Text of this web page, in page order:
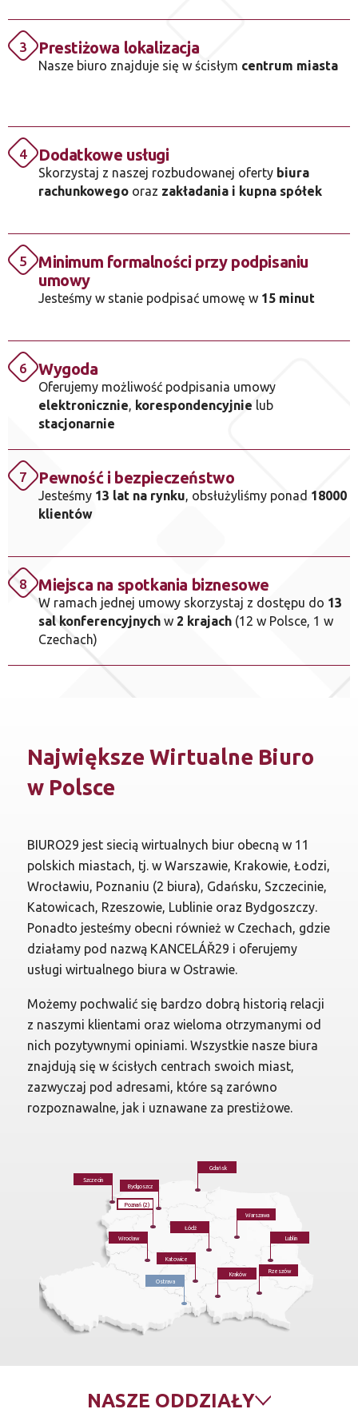
3 Prestiżowa lokalizacja
Nasze biuro znajduje się w ścisłym centrum miasta
4 Dodatkowe usługi
Skorzystaj z naszej rozbudowanej oferty biura
rachunkowego oraz zakładania i kupna spółek
5
Minimum formalności przy podpisaniu
umowy
Jesteśmy w stanie podpisać umowę w 15 minut
6 Wygoda
Oferujemy możliwość podpisania umowy
elektronicznie, korespondencyjnie lub
stacjonarnie
7 Pewność i bezpieczeństwo
Jesteśmy 13 lat na rynku, obsłużyliśmy ponad 18000
klientów
8 Miejsca na spotkania biznesowe
W ramach jednej umowy skorzystaj z dostępu do 13
sal konferencyjnych w 2 krajach (12 w Polsce, 1 w
Czechach)
Największe Wirtualne Biuro
w Polsce
BIURO29 jest siecią wirtualnych biur obecną w 11
polskich miastach, tj. w Warszawie, Krakowie, Łodzi,
Wrocławiu, Poznaniu (2 biura), Gdańsku, Szczecinie,
Katowicach, Rzeszowie, Lublinie oraz Bydgoszczy.
Ponadto jesteśmy obecni również w Czechach, gdzie
działamy pod nazwą KANCELÁŘ29 i oferujemy
usługi wirtualnego biura w Ostrawie.
Możemy pochwalić się bardzo dobrą historią relacji
z naszymi klientami oraz wieloma otrzymanymi od
nich pozytywnymi opiniami. Wszystkie nasze biura
znajdują się w ścisłych centrach swoich miast,
zazwyczaj pod adresami, które są zarówno
rozpoznawalne, jak i uznawane za prestiżowe.
Szczecin
Gdańsk
Poznań (2)
Bydgoszcz
Łódź
Katowice
Ostrava
Wrocław
Kraków
Rzeszów
Lublin
Warszawa
NASZE ODDZIAŁY